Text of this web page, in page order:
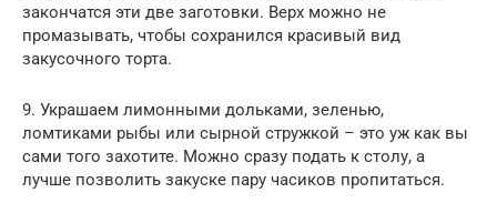
закончатся эти две заготовки. Верх можно не
промазывать, чтобы сохранился красивый вид
закусочного торта.
9. Украшаем лимонными дольками, зеленью,
ломтиками рыбы или сырной стружкой – это уж как вы
сами того захотите. Можно сразу подать к столу, а
лучше позволить закуске пару часиков пропитаться.